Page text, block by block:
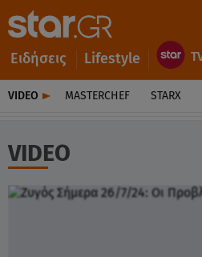
Ειδήσεις Lifestyle
VIDEO MASTERCHEF STARX
VIDEO